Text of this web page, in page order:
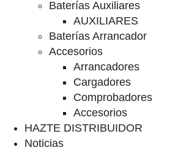
Baterías Auxiliares
AUXILIARES
Baterías Arrancador
Accesorios
Arrancadores
Cargadores
Comprobadores
Accesorios
HAZTE DISTRIBUIDOR
Noticias